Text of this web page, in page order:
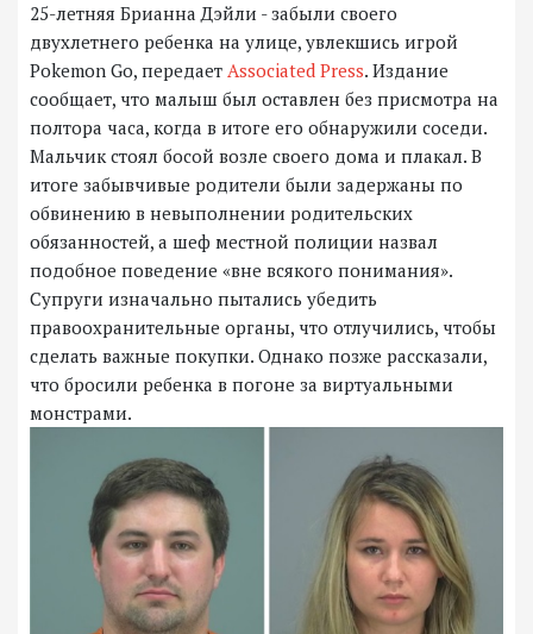
25-летняя Брианна Дэйли - забыли своего
двухлетнего ребенка на улице, увлекшись игрой
Pokemon Go, передает Associated Press. Издание
сообщает, что малыш был оставлен без присмотра на
полтора часа, когда в итоге его обнаружили соседи.
Мальчик стоял босой возле своего дома и плакал. В
итоге забывчивые родители были задержаны по
обвинению в невыполнении родительских
обязанностей, а шеф местной полиции назвал
подобное поведение «вне всякого понимания».
Супруги изначально пытались убедить
правоохранительные органы, что отлучились, чтобы
сделать важные покупки. Однако позже рассказали,
что бросили ребенка в погоне за виртуальными
монстрами.